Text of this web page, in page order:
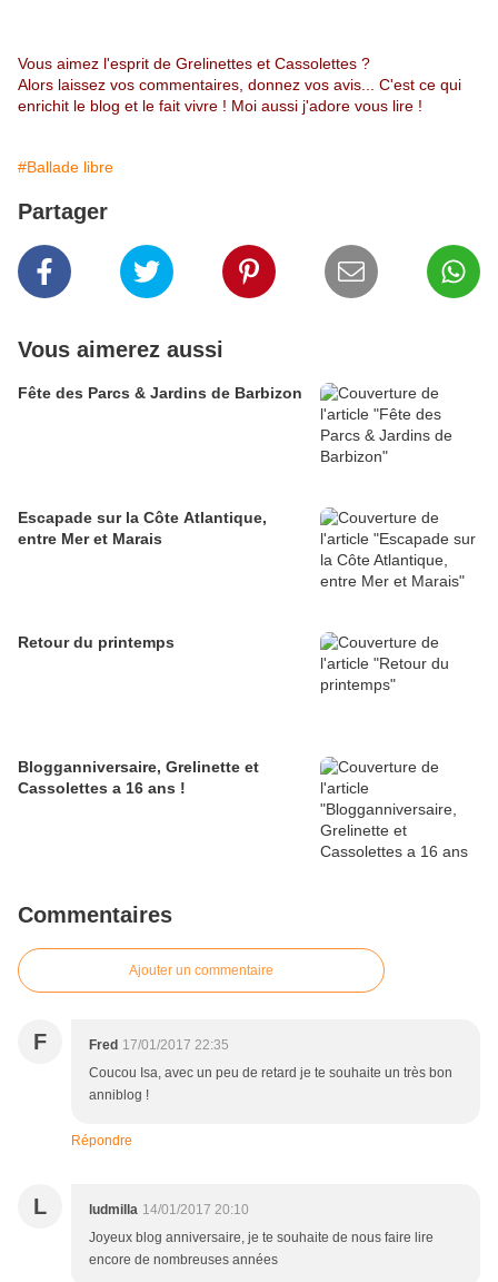
Vous aimez l'esprit de Grelinettes et Cassolettes ?
Alors laissez vos commentaires, donnez vos avis... C'est ce qui
enrichit le blog et le fait vivre ! Moi aussi j'adore vous lire !
#Ballade libre
Partager
Vous aimerez aussi
Fête des Parcs & Jardins de Barbizon
Escapade sur la Côte Atlantique,
entre Mer et Marais
Retour du printemps
Blogganniversaire, Grelinette et
Cassolettes a 16 ans !
Commentaires
Ajouter un commentaire
F Fred 17/01/2017 22:35
Coucou Isa, avec un peu de retard je te souhaite un très bon
anniblog !
Répondre
L ludmilla 14/01/2017 20:10
Joyeux blog anniversaire, je te souhaite de nous faire lire
encore de nombreuses années